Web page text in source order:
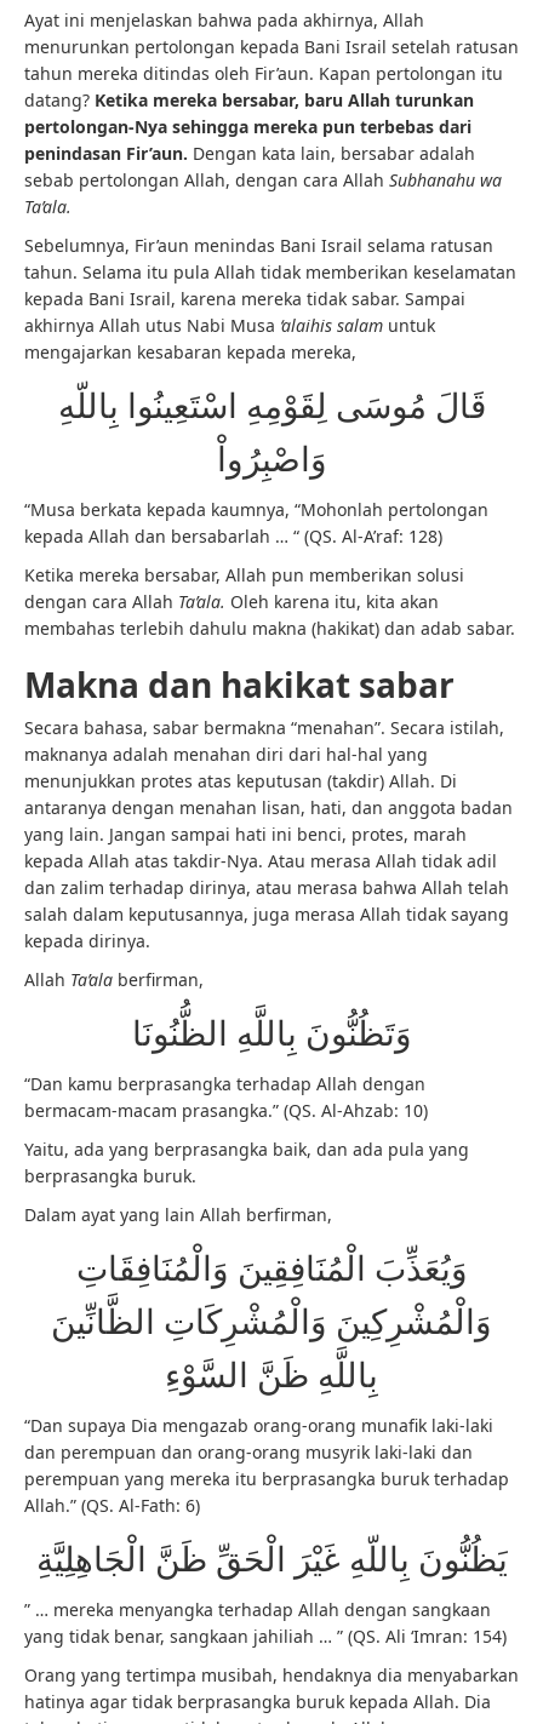
Ayat ini menjelaskan bahwa pada akhirnya, Allah
menurunkan pertolongan kepada Bani Israil setelah ratusan
tahun mereka ditindas oleh Fir’aun. Kapan pertolongan itu
datang? Ketika mereka bersabar, baru Allah turunkan
pertolongan-Nya sehingga mereka pun terbebas dari
penindasan Fir’aun. Dengan kata lain, bersabar adalah
sebab pertolongan Allah, dengan cara Allah Subhanahu wa
Ta’ala.
Sebelumnya, Fir’aun menindas Bani Israil selama ratusan
tahun. Selama itu pula Allah tidak memberikan keselamatan
kepada Bani Israil, karena mereka tidak sabar. Sampai
akhirnya Allah utus Nabi Musa ‘alaihis salam untuk
mengajarkan kesabaran kepada mereka,
قَالَ مُوسَى لِقَوْمِهِ اسْتَعِينُوا بِاللّهِ
وَاصْبِرُواْ
“Musa berkata kepada kaumnya, “Mohonlah pertolongan
kepada Allah dan bersabarlah … “ (QS. Al-A’raf: 128)
Ketika mereka bersabar, Allah pun memberikan solusi
dengan cara Allah Ta’ala. Oleh karena itu, kita akan
membahas terlebih dahulu makna (hakikat) dan adab sabar.
Makna dan hakikat sabar
Secara bahasa, sabar bermakna “menahan”. Secara istilah,
maknanya adalah menahan diri dari hal-hal yang
menunjukkan protes atas keputusan (takdir) Allah. Di
antaranya dengan menahan lisan, hati, dan anggota badan
yang lain. Jangan sampai hati ini benci, protes, marah
kepada Allah atas takdir-Nya. Atau merasa Allah tidak adil
dan zalim terhadap dirinya, atau merasa bahwa Allah telah
salah dalam keputusannya, juga merasa Allah tidak sayang
kepada dirinya.
Allah Ta’ala berfirman,
وَتَظُنُّونَ بِاللَّهِ الظُّنُونَا
“Dan kamu berprasangka terhadap Allah dengan
bermacam-macam prasangka.” (QS. Al-Ahzab: 10)
Yaitu, ada yang berprasangka baik, dan ada pula yang
berprasangka buruk.
Dalam ayat yang lain Allah berfirman,
وَيُعَذِّبَ الْمُنَافِقِينَ وَالْمُنَافِقَاتِ
وَالْمُشْرِكِينَ وَالْمُشْرِكَاتِ الظَّانِّينَ
بِاللَّهِ ظَنَّ السَّوْءِ
“Dan supaya Dia mengazab orang-orang munafik laki-laki
dan perempuan dan orang-orang musyrik laki-laki dan
perempuan yang mereka itu berprasangka buruk terhadap
Allah.” (QS. Al-Fath: 6)
يَظُنُّونَ بِاللّهِ غَيْرَ الْحَقِّ ظَنَّ الْجَاهِلِيَّةِ
” … mereka menyangka terhadap Allah dengan sangkaan
yang tidak benar, sangkaan jahiliah … ” (QS. Ali ‘Imran: 154)
Orang yang tertimpa musibah, hendaknya dia menyabarkan
hatinya agar tidak berprasangka buruk kepada Allah. Dia